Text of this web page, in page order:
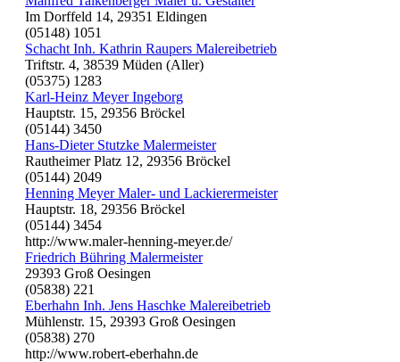
Im Dorffeld 14, 29351 Eldingen
(05148) 1051
Schacht Inh. Kathrin Raupers Malereibetrieb
Triftstr. 4, 38539 Müden (Aller)
(05375) 1283
Karl-Heinz Meyer Ingeborg
Hauptstr. 15, 29356 Bröckel
(05144) 3450
Hans-Dieter Stutzke Malermeister
Rautheimer Platz 12, 29356 Bröckel
(05144) 2049
Henning Meyer Maler- und Lackierermeister
Hauptstr. 18, 29356 Bröckel
(05144) 3454
http://www.maler-henning-meyer.de/
Friedrich Bühring Malermeister
29393 Groß Oesingen
(05838) 221
Eberhahn Inh. Jens Haschke Malereibetrieb
Mühlenstr. 15, 29393 Groß Oesingen
(05838) 270
http://www.robert-eberhahn.de